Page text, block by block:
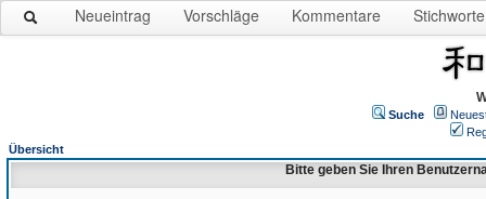
Neueintrag Vorschläge Kommentare Stichworte
Suche
Übersicht
Bitte geben Sie Ihren